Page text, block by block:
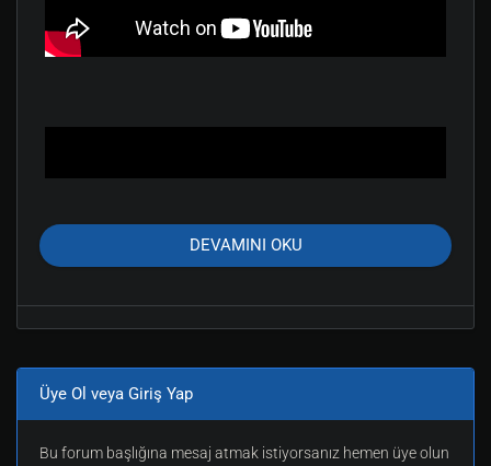
DEVAMINI OKU
Üye Ol veya Giriş Yap
Bu forum başlığına mesaj atmak istiyorsanız hemen üye olun